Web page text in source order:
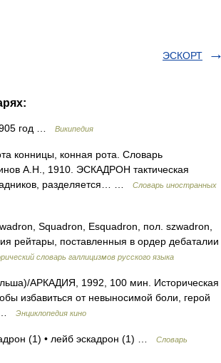
ЭСКОРТ
год … Википедия
конницы, конная рота. Словарь
А.Н., 1910. ЭСКАДРОН тактическая
разделяется… …
Словарь иностранных
Squadron, Esquadron, пол. szwadron,
рейтары, поставленныя в ордер дебаталии
словарь галлицизмов русского языка
АРКАДИЯ, 1992, 100 мин. Историческая
избавиться от невыносимой боли, герой
…
Энциклопедия кино
(1) • лейб эскадрон (1) …
Словарь